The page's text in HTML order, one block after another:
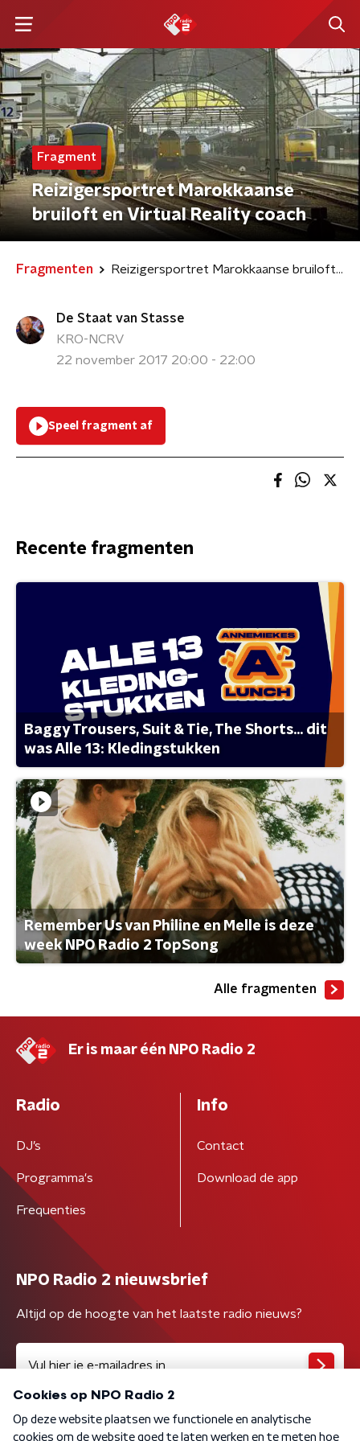
Fragment
Reizigersportret Marokkaanse
bruiloft en Virtual Reality coach
Fragmenten Reizigersportret Marokkaanse bruiloft en Virtual Reality coach
De Staat van Stasse
KRO-NCRV
22 november 2017 20:00 - 22:00
Speel fragment af
Recente fragmenten
Baggy Trousers, Suit & Tie, The Shorts... dit
was Alle 13: Kledingstukken
Remember Us van Philine en Melle is deze
week NPO Radio 2 TopSong
Alle fragmenten
Er is maar één NPO Radio 2
Radio
DJ’s
Programma's
Frequenties
Info
Contact
Download de app
NPO Radio 2 nieuwsbrief
Altijd op de hoogte van het laatste radio nieuws?